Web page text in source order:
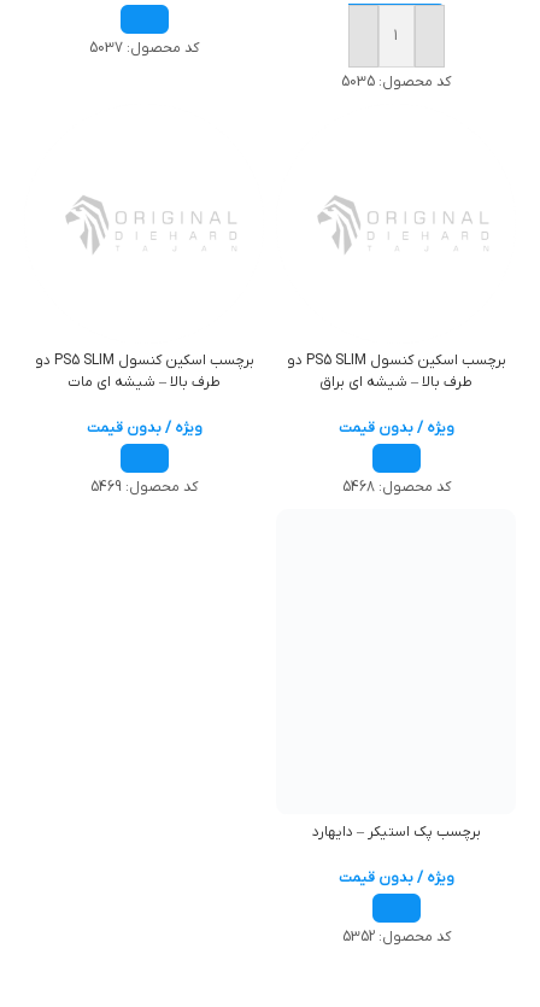
خرید
کد محصول: 5035
کد محصول: 5037
برچسب اسکین کنسول PS5 SLIM دو
طرف بالا – شیشه ای براق
ویژه / بدون قیمت
کد محصول:5468
برچسب اسکین کنسول PS5 SLIM دو
طرف بالا – شیشه ای مات
ویژه / بدون قیمت
کد محصول: 5469
برچسب پک استیکر – دایهارد
ویژه / بدون قیمت
کد محصول:5352